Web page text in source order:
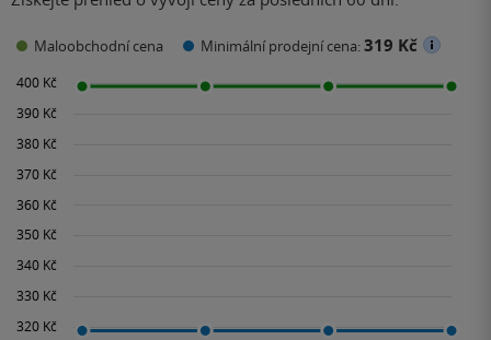
Maloobchodní cena Minimální prodejní cena:319 Kč